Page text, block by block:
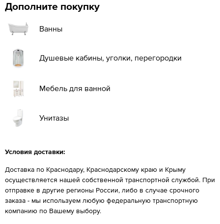
Дополните покупку
Ванны
Душевые кабины, уголки, перегородки
Мебель для ванной
Унитазы
Условия доставки:
Доставка по Краснодару, Краснодарскому краю и Крыму
осуществляется нашей собственной транспортной службой. При
отправке в другие регионы России, либо в случае срочного
заказа - мы используем любую федеральную транспортную
компанию по Вашему выбору.